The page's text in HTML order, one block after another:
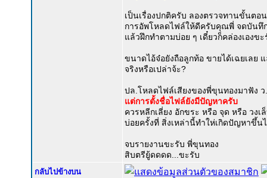
เป็นเรื่องปกติครับ ลองตรวจทานขั้นตอ
การอัพโหลดไฟล์ให้ดีครับคุณพี่ จดบันทึ
แล้วฝึกทำตามบ่อย ๆ เดี๋ยวก็คล่องเองขะ
ขนาดไอ้จ๋อยังถือลูกท้อ ขายได้เฉยเลย
จริงหรือเปล่าจ้ะ?
ปล.โหลดไฟล์เสียงของพี่ขุนทองมาฟัง
แต่การตั้งชื่อไฟล์ยังมีปัญหาครับ
ควรหลีกเลี่ยง อักขระ หรือ จุด หรือ วงเ
บ่อยครั้งที่ สิ่งเหล่านี้ทำให่เกิดปัญหาขึ้น
จบรายงานขะรับ พี่ขุนทอง
สิบตรียู้ดดดด...ขะรับ
กลับไปข้างบน